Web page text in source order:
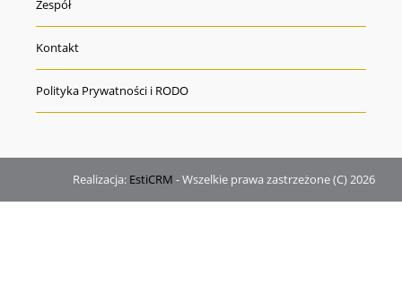
Zespół
Kontakt
Polityka Prywatności i RODO
Realizacja: EstiCRM - Wszelkie prawa zastrzeżone (C) 2026